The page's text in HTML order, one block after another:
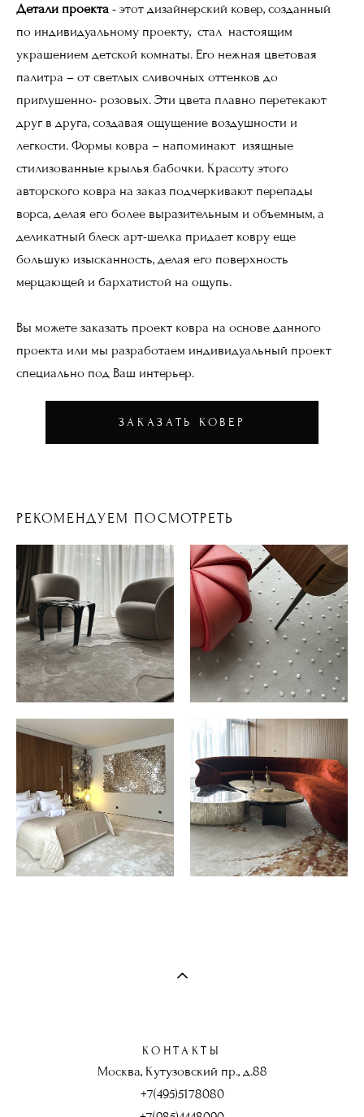
Детали проекта - этот дизайнерский ковер, созданный
по индивидуальному проекту, стал настоящим
украшением детской комнаты. Его нежная цветовая
палитра – от светлых сливочных оттенков до
приглушенно- розовых. Эти цвета плавно перетекают
друг в друга, создавая ощущение воздушности и
легкости. Формы ковра – напоминают изящные
стилизованные крылья бабочки. Красоту этого
авторского ковра на заказ подчеркивают перепады
ворса, делая его более выразительным и объемным, а
деликатный блеск арт-шелка придает ковру еще
большую изысканность, делая его поверхность
мерцающей и бархатистой на ощупь.
Вы можете заказать проект ковра на основе данного
проекта или мы разработаем индивидуальный проект
специально под Ваш интерьер.
ЗАКАЗАТЬ КОВЕР
РЕКОМЕНДУЕМ ПОСМОТРЕТЬ
КОНТАКТЫ
Москва, Кутузовский пр., д.88
+7(495)5178080